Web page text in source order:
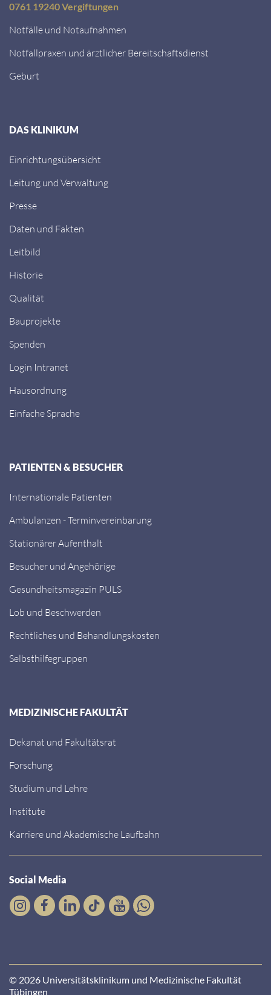
0761 19240 Vergiftungen
Notfälle und Notaufnahmen
Notfallpraxen und ärztlicher Bereitschaftsdienst
Geburt
DAS KLINIKUM
Einrichtungsübersicht
Leitung und Verwaltung
Presse
Daten und Fakten
Leitbild
Historie
Qualität
Bauprojekte
Spenden
Login Intranet
Hausordnung
Einfache Sprache
PATIENTEN & BESUCHER
Internationale Patienten
Ambulanzen - Terminvereinbarung
Stationärer Aufenthalt
Besucher und Angehörige
Gesundheitsmagazin PULS
Lob und Beschwerden
Rechtliches und Behandlungskosten
Selbsthilfegruppen
MEDIZINISCHE FAKULTÄT
Dekanat und Fakultätsrat
Forschung
Studium und Lehre
Institute
Karriere und Akademische Laufbahn
Social Media
© 2026 Universitätsklinikum und Medizinische Fakultät
Tübingen